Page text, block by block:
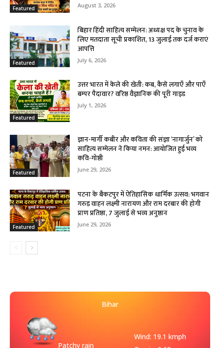
Featured August 3, 2026
Featured
बिहार हिंदी साहित्य सम्मेलन: अध्यक्ष पद के चुनाव के
लिए मतदाता सूची प्रकाशित, 13 जुलाई तक दर्ज कराएं
आपत्ति
July 6, 2026
Featured
उत्तर भारत में केले की खेती: कब, कैसे लगाएँ और पाएँ
बम्पर पैदावार? वरिष्ठ वैज्ञानिक की पूरी गाइड
July 1, 2026
Featured
ज्ञान-मार्गी कबीर और कविता की संज्ञा ‘नागार्जुन’ को
साहित्य सम्मेलन ने किया नमन: आयोजित हुई भव्य
कवि-गोष्ठी
June 29, 2026
Featured
पटना के बैकटपुर में ऐतिहासिक धार्मिक उत्सव: भगवान
गरुड़ वाहन लक्ष्मी नारायण और राम दरबार की होगी
प्राण प्रतिष्ठा, 7 जुलाई से भव्य अनुष्ठान
June 29, 2026
Bihar
Patchy rain
Wind: 19.1 kmph